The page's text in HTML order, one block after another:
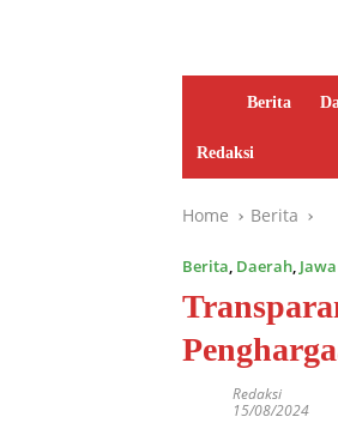
m
e
Berita
Redaksi
Home Berita
Berita, Daerah,
Redaksi
15/08/2024